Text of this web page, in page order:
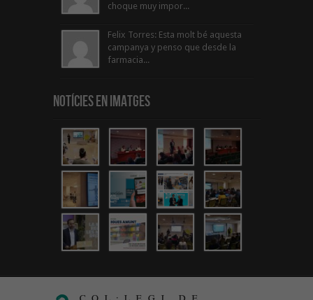
choque muy impor...
Felix Torres: Esta molt bé aquesta
campanya y penso que desde la
farmacia...
Notícies en Imatges